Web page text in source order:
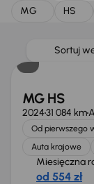
MG
HS
Sortuj
Od nowego
MG HS
202431 084 km
Od pierwszego
Auta krajowe
Miesięczna
od 554 zł